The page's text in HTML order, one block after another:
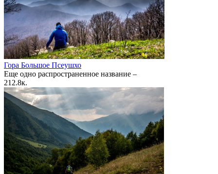
Гора Большое Псеушхо
Еще одно распространенное название –
212.8к.